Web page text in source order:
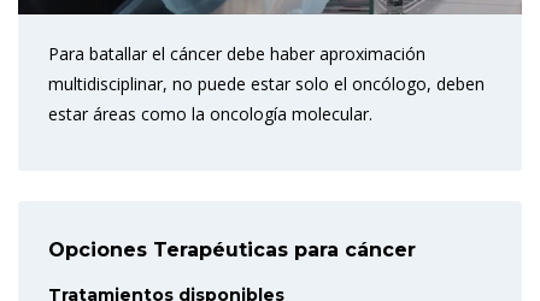
Para batallar el cáncer debe haber aproximación
multidisciplinar, no puede estar solo el oncólogo, deben
estar áreas como la oncología molecular.
Opciones Terapéuticas para cáncer
Tratamientos disponibles